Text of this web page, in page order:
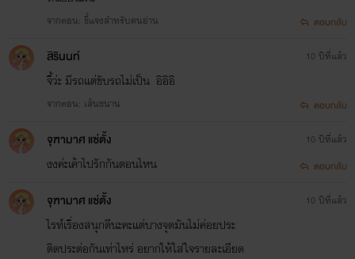
จากตอน: ชี้แจงสำหรับคนอ่าน ตอบกลับ
สิรินนท์
จี้ว่ะ มีรถแต่ขับรถไม่เป็น อิอิอิ
จากตอน: เส้นขนาน
10 ปีที่แล้ว
ตอบกลับ
จุฑามาศ แซ่ตั้ง
งงค่ะเค้าไปรักกันตอนไหน
10 ปีที่แล้ว
ตอบกลับ
จุฑามาศ แซ่ตั้ง
ไรท์เรื่องสนุกดีนะคะแต่บางจุดมันไม่ค่อยประ
ติดประต่อกันเท่าไหร่ อยากให้ใส่ใจรายละเอียด
10 ปีที่แล้ว